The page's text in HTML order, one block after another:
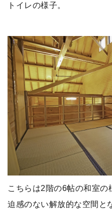
トイレの様子。
こちらは2階の6帖の和室
迫感のない解放的な空間と